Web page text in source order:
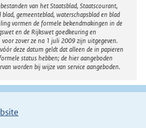
van het Staatsblad, Staatscourant,
gemeenteblad, waterschapsblad en blad
vormen de formele bekendmakingen in de
en de Rijkswet goedkeuring en
zover ze na 1 juli 2009 zijn uitgegeven.
deze datum geldt dat alleen de in papieren
status hebben; de hier aangeboden
worden bij wijze van service aangeboden.